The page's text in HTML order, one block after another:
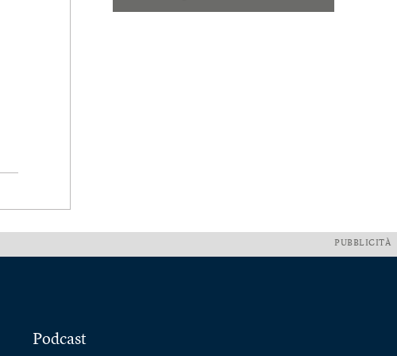
PUBBLICITÀ
Podcast